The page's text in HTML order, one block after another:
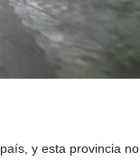
y esta provincia no